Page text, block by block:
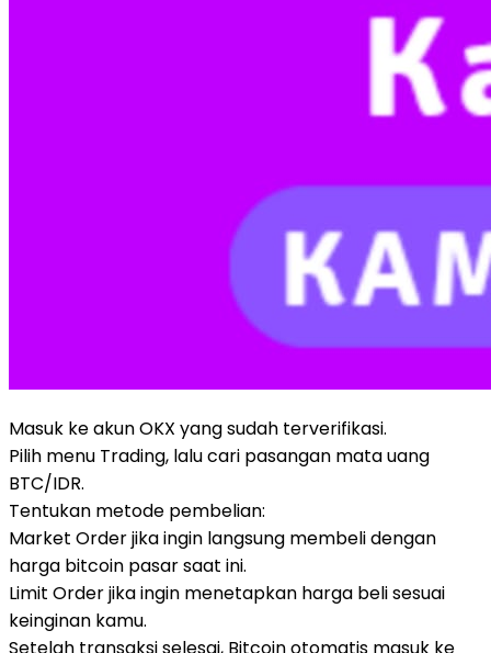
Masuk ke akun OKX yang sudah terverifikasi.
Pilih menu Trading, lalu cari pasangan mata uang
BTC/IDR.
Tentukan metode pembelian:
Market Order jika ingin langsung membeli dengan
harga bitcoin pasar saat ini.
Limit Order jika ingin menetapkan harga beli sesuai
keinginan kamu.
Setelah transaksi selesai, Bitcoin otomatis masuk ke